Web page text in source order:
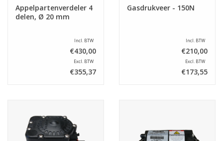
Appelpartenverdeler 4
delen, Ø 20 mm
Incl. BTW
€430,00
Excl. BTW
€355,37
Gasdrukveer - 150N
Incl. BTW
€210,00
Excl. BTW
€173,55